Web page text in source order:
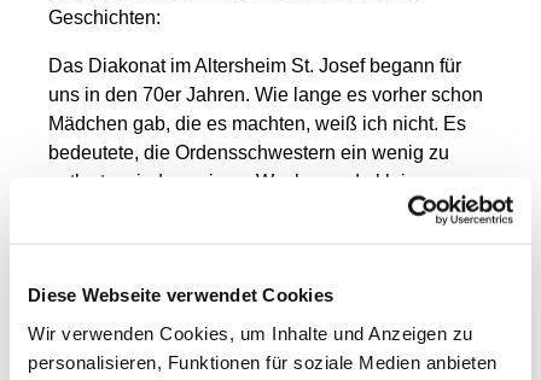
Diese Webseite verwendet Cookies
Wir verwenden Cookies, um Inhalte und Anzeigen zu
personalisieren, Funktionen für soziale Medien anbieten
Geschichten:
Das Diakonat im Altersheim St. Josef begann für
uns in den 70er Jahren. Wie lange es vorher schon
Mädchen gab, die es machten, weiß ich nicht. Es
bedeutete, die Ordensschwestern ein wenig zu
entlasten, indem wir am Wochenende kleine
Dienste wie Tischdecken, Saubermachen, mit den
alten Leuten spielen und Erzählen übernahmen.
von Freitag bis Samstag oder Samstag bis Sonntag
im Schwesternzimmer. Dazu gehörte, nach den
alten Leuten zu schauen, auch mal den Schieber zu